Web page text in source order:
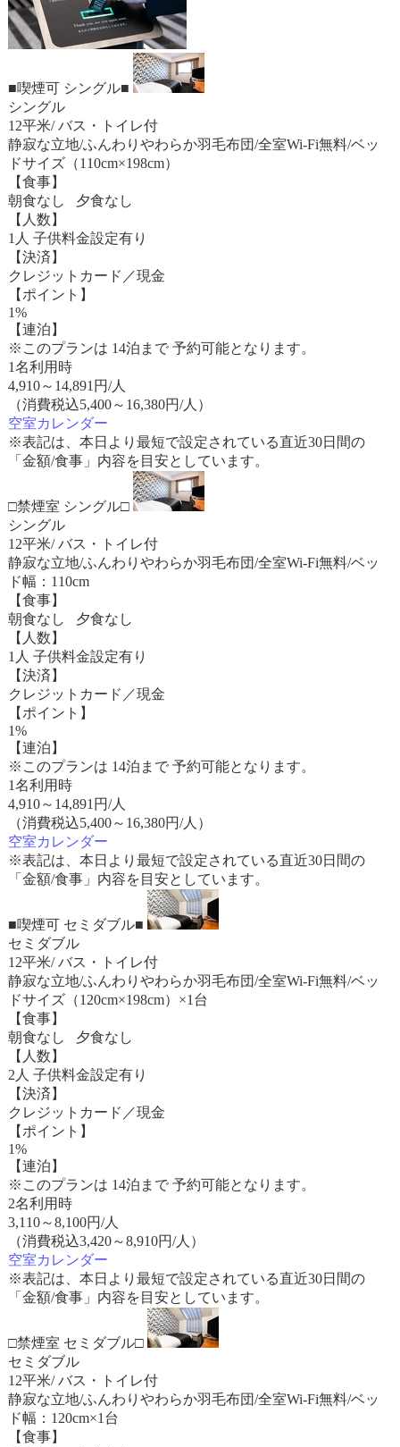
■喫煙可 シングル■
シングル
12平米/ バス・トイレ付
静寂な立地/ふんわりやわらか羽毛布団/全室Wi-Fi無料/ベッ
ドサイズ（110cm×198cm）
【食事】
朝食なし 夕食なし
【人数】
1人 子供料金設定有り
【決済】
クレジットカード／現金
【ポイント】
1%
【連泊】
※このプランは 14泊まで 予約可能となります。
1名利用時
4,910～ 14,891 円/人
（消費税込5,400～16,380円/人）
空室カレンダー
※表記は、本日より最短で設定されている直近30日間の
「金額/食事」内容を目安としています。
□禁煙室 シングル□
シングル
12平米/ バス・トイレ付
静寂な立地/ふんわりやわらか羽毛布団/全室Wi-Fi無料/ベッ
ド幅：110cm
【食事】
朝食なし 夕食なし
【人数】
1人 子供料金設定有り
【決済】
クレジットカード／現金
【ポイント】
1%
【連泊】
※このプランは 14泊まで 予約可能となります。
1名利用時
4,910～ 14,891 円/人
（消費税込5,400～16,380円/人）
空室カレンダー
※表記は、本日より最短で設定されている直近30日間の
「金額/食事」内容を目安としています。
■喫煙可 セミダブル■
セミダブル
12平米/ バス・トイレ付
静寂な立地/ふんわりやわらか羽毛布団/全室Wi-Fi無料/ベッ
ドサイズ（120cm×198cm）×1台
【食事】
朝食なし 夕食なし
【人数】
2人 子供料金設定有り
【決済】
クレジットカード／現金
【ポイント】
1%
【連泊】
※このプランは 14泊まで 予約可能となります。
2名利用時
3,110～8,100円/人
（消費税込3,420～8,910円/人）
空室カレンダー
※表記は、本日より最短で設定されている直近30日間の
「金額/食事」内容を目安としています。
□禁煙室 セミダブル□
セミダブル
12平米/ バス・トイレ付
静寂な立地/ふんわりやわらか羽毛布団/全室Wi-Fi無料/ベッ
ド幅：120cm×1台
【食事】